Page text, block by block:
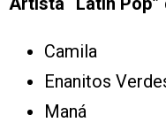
Camila
Enanitos
Maná